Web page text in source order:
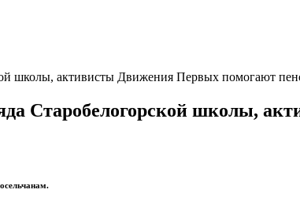
школы, активисты Движения Первых помогают
Старобелогорской школы,